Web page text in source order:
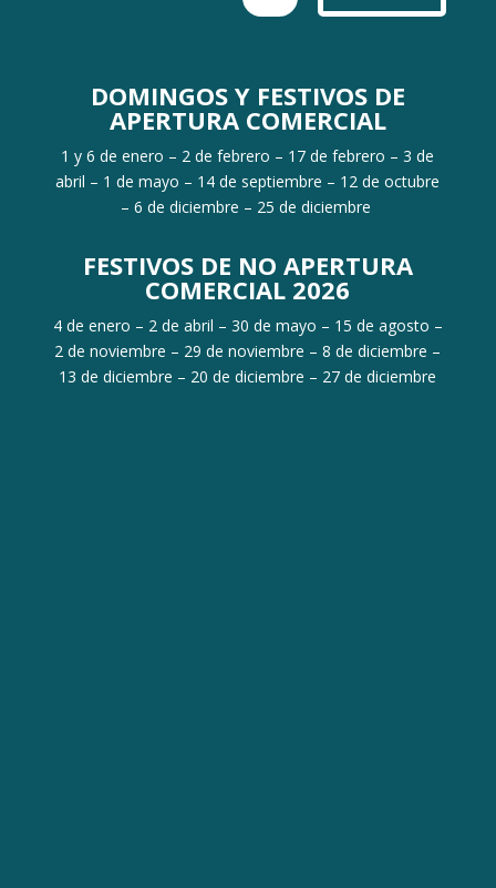
DOMINGOS Y FESTIVOS DE
APERTURA COMERCIAL
1 y 6 de enero – 2 de febrero – 17 de febrero – 3 de
abril – 1 de mayo – 14 de septiembre – 12 de octubre
– 6 de diciembre – 25 de diciembre
FESTIVOS DE NO APERTURA
COMERCIAL 2026
4 de enero – 2 de abril – 30 de mayo – 15 de agosto –
2 de noviembre – 29 de noviembre – 8 de diciembre –
13 de diciembre – 20 de diciembre – 27 de diciembre